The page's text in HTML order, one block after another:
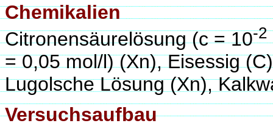
Chemikalien
Citronensäurelösung (c = 10-2
= 0,05 mol/l) (Xn), Eisessig
Lugolsche Lösung (Xn),
Versuchsaufbau